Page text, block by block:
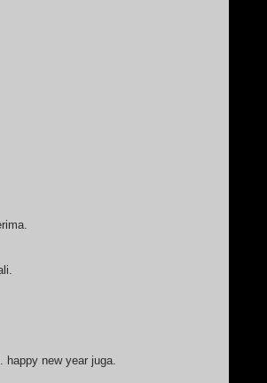
happy new year juga.